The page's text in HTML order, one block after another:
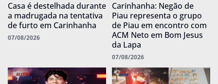
Casa é destelhada durante
a madrugada na tentativa
de furto em Carinhanha
07/08/2026
Carinhanha: Negão de
Piau representa o grupo
de Piau em encontro com
ACM Neto em Bom Jesus
da Lapa
07/08/2026